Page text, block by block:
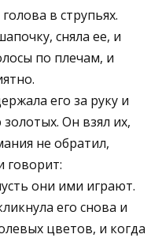
в струпьях.
сняла ее, и
по плечам, и
его за руку и
Он взял их,
не обратил,
говорит:
они ими играют.
его снова и
цветов, и когда